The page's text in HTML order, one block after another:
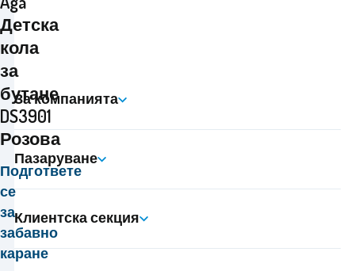
Детска
кола
за
бутане
DS3901
Розова
Подгответе
се
за
забавно
каране
За компанията
Пазаруване
Клиентска секция